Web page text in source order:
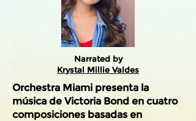
Narrated by
Krystal Millie Valdes
Orchestra Miami presenta la
música de Victoria Bond en cuatro
composiciones basadas en